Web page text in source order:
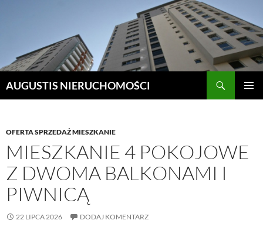
AUGUSTIS NIERUCHOMOŚCI
OFERTA SPRZEDAŻ MIESZKANIE
MIESZKANIE 4 POKOJOWE
Z DWOMA BALKONAMI I
PIWNICĄ
22 LIPCA 2026 DODAJ KOMENTARZ